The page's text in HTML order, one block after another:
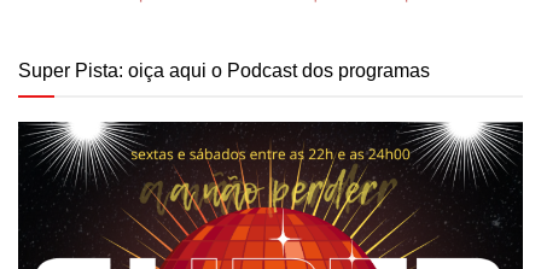
Super Pista: oiça aqui o Podcast dos programas